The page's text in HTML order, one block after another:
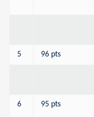
5 96 pts
6 95 pts